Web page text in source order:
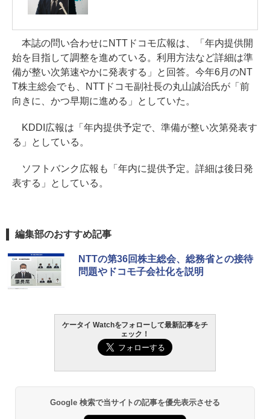
本誌の問い合わせにNTTドコモ広報は、「年内提供開
始を目指して調整を進めている。利用方法など詳細は準
備が整い次第速やかに発表する」と回答。今年6月のNT
T株主総会でも、NTTドコモ副社長の丸山誠治氏が「前
向きに、かつ早期に進める」としていた。
KDDI広報は「年内提供予定で、準備が整い次第発表す
る」としている。
ソフトバンク広報も「年内に提供予定。詳細は後日発
表する」としている。
編集部のおすすめ記事
NTTの第36回株主総会、総務省との接待
問題やドコモ子会社化を説明
ケータイ Watchをフォローして最新記事をチ
ェック！
Google 検索で当サイトの記事を優先表示させる